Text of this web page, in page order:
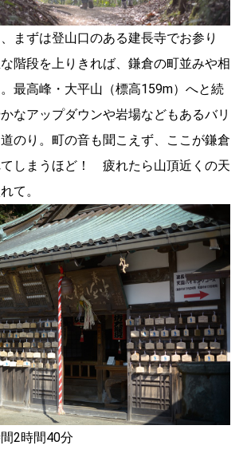
まずは登山口のある建長寺でお参り
階段を上りきれば、鎌倉の町並みや相
最高峰・大平山（標高159m）へと続
なアップダウンや岩場などもあるバリ
のり。町の音も聞こえず、ここが鎌倉
しまうほど！ 疲れたら山頂近くの天
て。
2時間40分